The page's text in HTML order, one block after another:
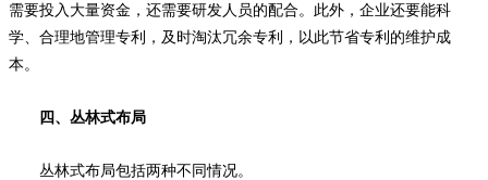
需要投入大量资金，还需要研发人员的配合。此外，企业还要能科
学、合理地管理专利，及时淘汰冗余专利，以此节省专利的维护成
本。
四、丛林式布局
丛林式布局包括两种不同情况。